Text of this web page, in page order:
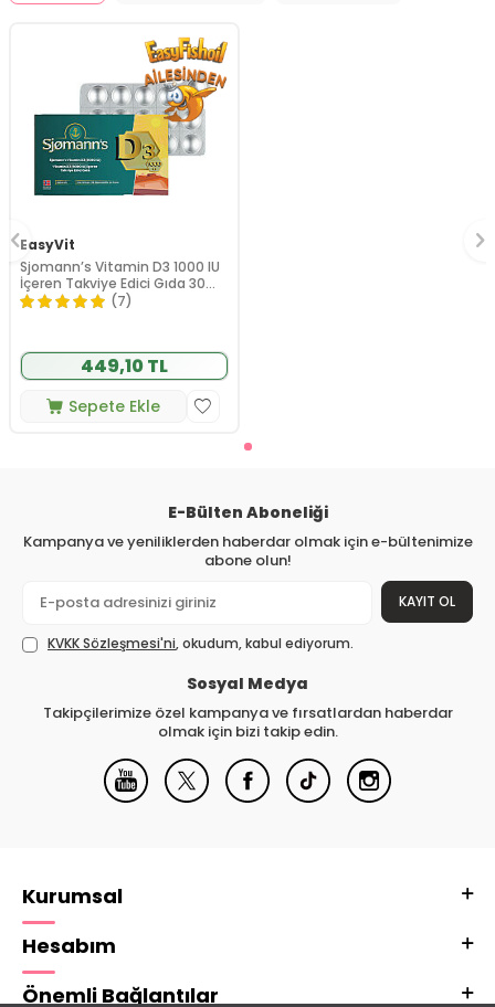
EasyVit
Sjomann’s Vitamin D3 1000 IU
İçeren Takviye Edici Gıda 30
Adet Çiğnenebilir Jel Form
(7)
449,10 TL
Sepete Ekle
E-Bülten Aboneliği
Kampanya ve yeniliklerden haberdar olmak için e-bültenimize
abone olun!
KAYIT OL
KVKK Sözleşmesi'ni, okudum, kabul ediyorum.
Sosyal Medya
Takipçilerimize özel kampanya ve fırsatlardan haberdar
olmak için bizi takip edin.
Kurumsal
Hesabım
Önemli Bağlantılar